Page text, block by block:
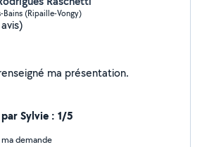
Bains (Ripaille-Vongy)
Je n'ai pas encore renseigné ma présentation.
Sylvie : 1/5
demande